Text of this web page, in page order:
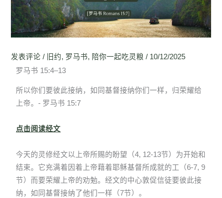
发表评论 / 旧约, 罗马书, 陪你一起吃灵粮 / 10/12/2025
罗马书 15:4–13
所以你们要彼此接纳，如同基督接纳你们一样，归荣耀给
上帝。- 罗马书 15:7
点击阅读经文
今天的灵修经文以上帝所赐的盼望（4, 12-13节）为开始和
结束。它充满着因着上帝藉着耶稣基督所成就的工（6-7, 9
节）而要荣耀上帝的劝勉。经文的中心敦促信徒要彼此接
纳，如同基督接纳了他们一样（7节）。